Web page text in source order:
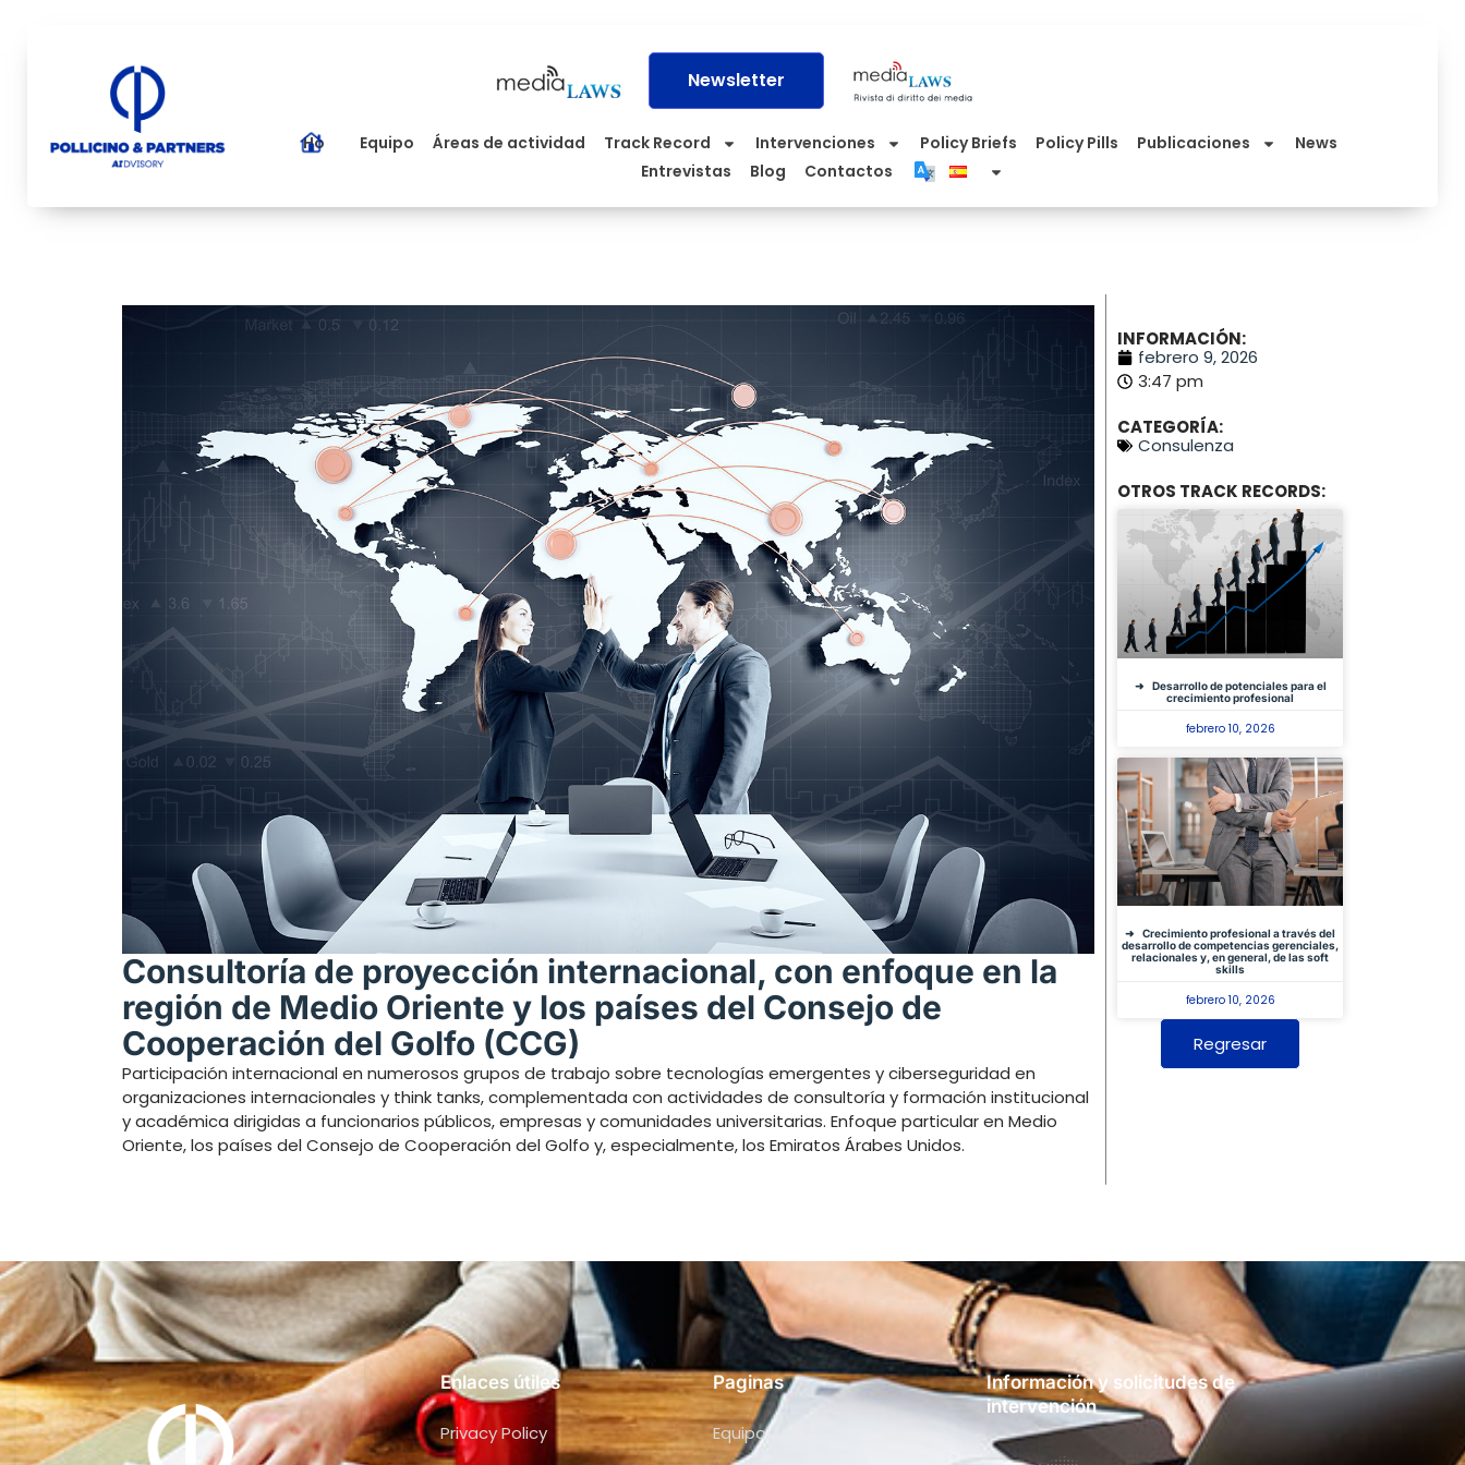
Newsletter
Home Equipo Áreas de actividad Track Record Intervenciones Policy Briefs Policy Pills Publicaciones
News
Entrevistas
Blog Contactos
Consultoría de proyección internacional, con enfoque en la
región de Medio Oriente y los países del Consejo de
Cooperación del Golfo (CCG)
Participación internacional en numerosos grupos de trabajo sobre tecnologías emergentes y ciberseguridad en
organizaciones internacionales y think tanks, complementada con actividades de consultoría y formación institucional
y académica dirigidas a funcionarios públicos, empresas y comunidades universitarias. Enfoque particular en Medio
Oriente, los países del Consejo de Cooperación del Golfo y, especialmente, los Emiratos Árabes Unidos.
INFORMACIÓN:
febrero 9, 2026
3:47 pm
CATEGORÍA:
Consulenza
OTROS TRACK RECORDS:
Desarrollo de potenciales para el
crecimiento profesional
febrero 10, 2026
Crecimiento profesional a través del
desarrollo de competencias gerenciales,
relacionales y, en general, de las soft
skills
febrero 10, 2026
Regresar
Enlaces útiles
Privacy Policy
Paginas
Equipo
Información y solicitudes de
intervención